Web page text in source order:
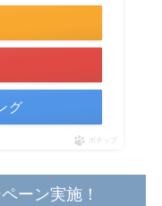
グ
ポチップ
ーン実施！